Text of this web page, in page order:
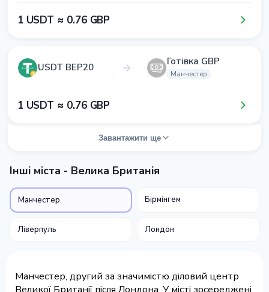
1​ USDT ≈ 0​.7​6​ GBP
USDT BEP20 Готівка GBP
Манчестер
1​ USDT ≈ 0​.7​6​ GBP
Завантажити ще
Інші міста - Велика Британія
Манчестер Бірмінгем
Ліверпуль Лондон
Манчестер, другий за значимістю діловий центр